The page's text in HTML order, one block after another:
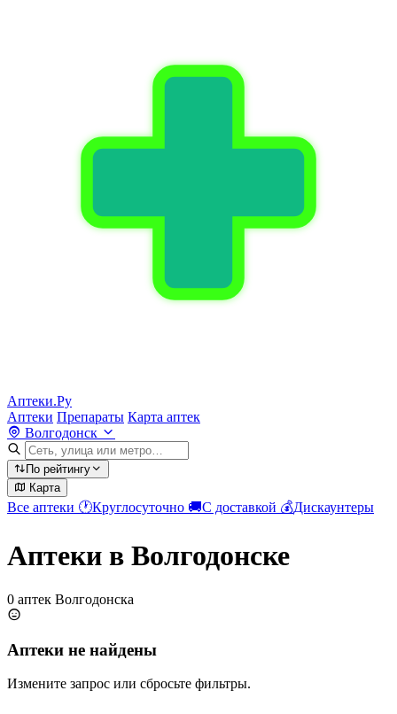
Аптеки.Ру
Аптеки Препараты Карта аптек
Волгодонск
По рейтингу
Карта
Все аптеки 🕐Круглосуточно 🚚С доставкой 💰Дискаунтеры
Аптеки в Волгодонске
0 аптек Волгодонска
Аптеки не найдены
Измените запрос или сбросьте фильтры.